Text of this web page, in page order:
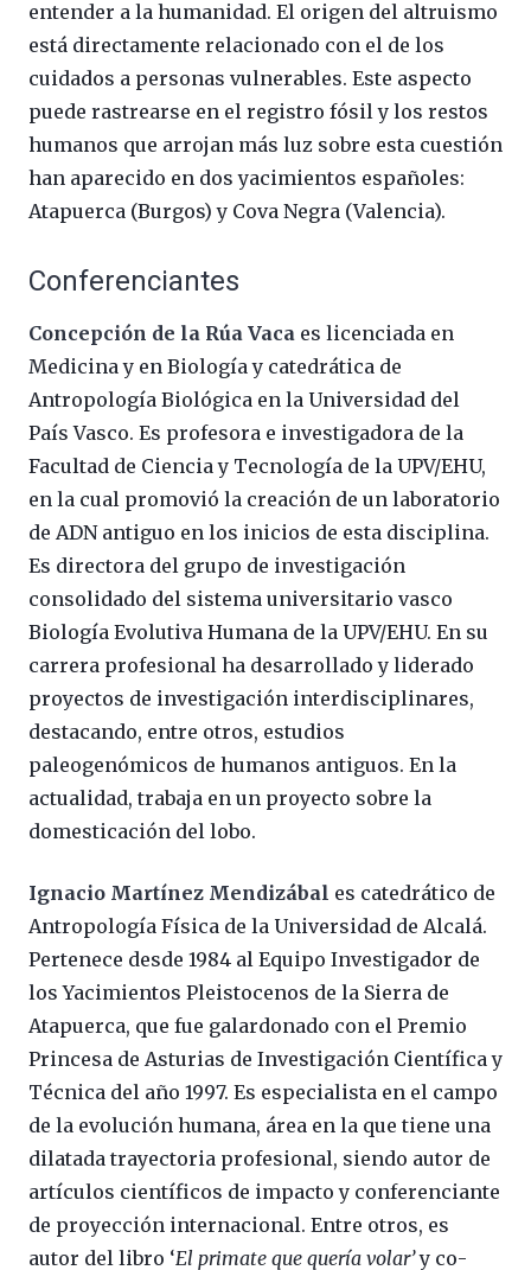
entender a la humanidad. El origen del altruismo
está directamente relacionado con el de los
cuidados a personas vulnerables. Este aspecto
puede rastrearse en el registro fósil y los restos
humanos que arrojan más luz sobre esta cuestión
han aparecido en dos yacimientos españoles:
Atapuerca (Burgos) y Cova Negra (Valencia).
Conferenciantes
Concepción de la Rúa Vaca es licenciada en
Medicina y en Biología y catedrática de
Antropología Biológica en la Universidad del
País Vasco. Es profesora e investigadora de la
Facultad de Ciencia y Tecnología de la UPV/EHU,
en la cual promovió la creación de un laboratorio
de ADN antiguo en los inicios de esta disciplina.
Es directora del grupo de investigación
consolidado del sistema universitario vasco
Biología Evolutiva Humana de la UPV/EHU. En su
carrera profesional ha desarrollado y liderado
proyectos de investigación interdisciplinares,
destacando, entre otros, estudios
paleogenómicos de humanos antiguos. En la
actualidad, trabaja en un proyecto sobre la
domesticación del lobo.
Ignacio Martínez Mendizábal es catedrático de
Antropología Física de la Universidad de Alcalá.
Pertenece desde 1984 al Equipo Investigador de
los Yacimientos Pleistocenos de la Sierra de
Atapuerca, que fue galardonado con el Premio
Princesa de Asturias de Investigación Científica y
Técnica del año 1997. Es especialista en el campo
de la evolución humana, área en la que tiene una
dilatada trayectoria profesional, siendo autor de
artículos científicos de impacto y conferenciante
de proyección internacional. Entre otros, es
autor del libro ‘El primate que quería volar’y co-